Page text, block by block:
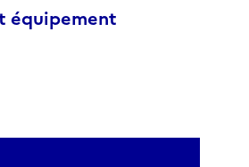
équipement